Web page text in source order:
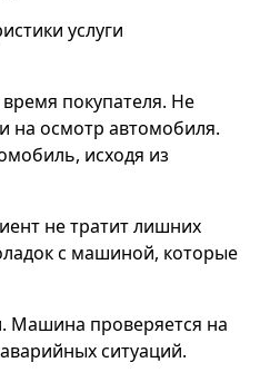
услуги
покупателя. Не
на осмотр автомобиля.
исходя из
не тратит лишних
с машиной, которые
Машина проверяется на
ситуаций.